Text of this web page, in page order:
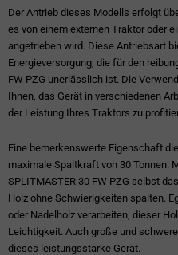
Der Antrieb dieses Modells erfolgt
es von einem externen Traktor oder
angetrieben wird. Diese Antriebsart
Energieversorgung, die für den
FW PZG unerlässlich ist. Die
Ihnen, das Gerät in verschiedenen
der Leistung Ihres Traktors zu
Eine bemerkenswerte Eigenschaft
maximale Spaltkraft von 30 Tonnen.
SPLITMASTER 30 FW PZG selbst
Holz ohne Schwierigkeiten spalten.
oder Nadelholz verarbeiten, dieser
Leichtigkeit. Auch große und
dieses leistungsstarke Gerät.